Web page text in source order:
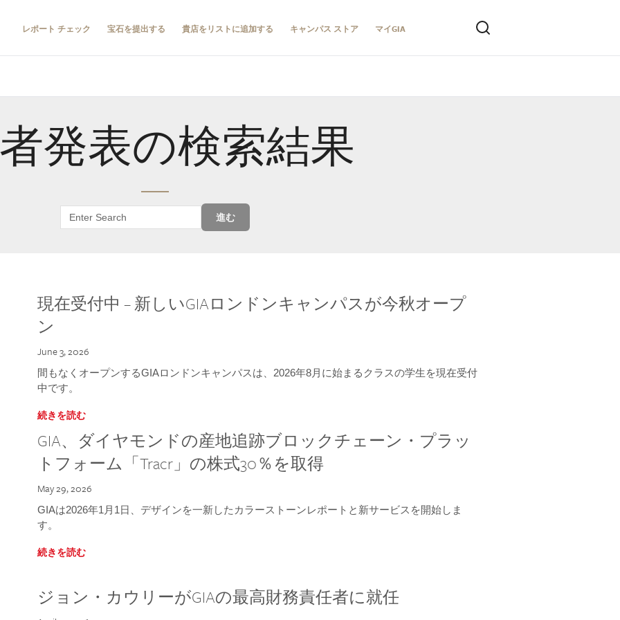
レポート チェック 宝石を提出する 貴店をリストに追加する キャンパス ストア マイGIA
発表の検索結果
進む
現在受付中 – 新しいGIAロンドンキャンパスが今秋オープ
ン
June 3, 2026
間もなくオープンするGIAロンドンキャンパスは、2026年8月に始まるクラスの学生を現在受付
中です。
続きを読む
GIA、ダイヤモンドの産地追跡ブロックチェーン・プラッ
トフォーム「Tracr」の株式30％を取得
May 29, 2026
GIAは2026年1月1日、デザインを一新したカラーストーンレポートと新サービスを開始しま
す。
続きを読む
ジョン・カウリーがGIAの最高財務責任者に就任